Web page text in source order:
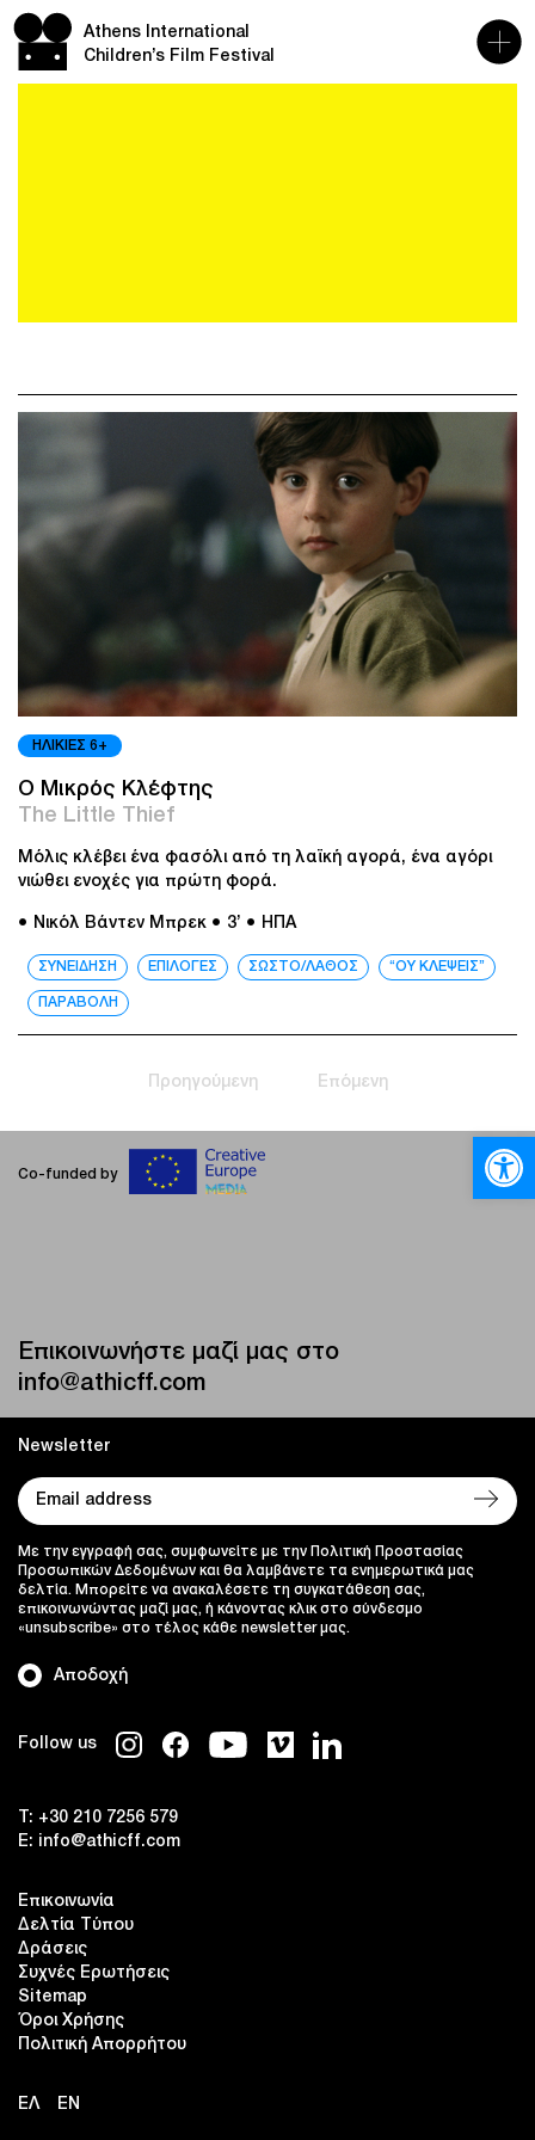
Athens International
Children’s Film Festival
ΗΛΙΚΙΕΣ 6+
Ο Μικρός Κλέφτης
The Little Thief
Μόλις κλέβει ένα φασόλι από τη λαϊκή αγορά, ένα αγόρι
νιώθει ενοχές για πρώτη φορά.
● Νικόλ Βάντεν Μπρεκ ● 3’ ● ΗΠΑ
ΣΥΝΕΙΔΗΣΗ ΕΠΙΛΟΓΕΣ ΣΩΣΤΟ/ΛΑΘΟΣ “ΟΥ ΚΛΕΨΕΙΣ”
ΠΑΡΑΒΟΛΗ
Προηγούμενη Επόμενη
Co-funded by
Επικοινωνήστε μαζί μας στο
info@athicff.com
Follow us
T: +30 210 7256 579
E:
info@athicff.com
Επικοινωνία
Δελτία Τύπου
Δράσεις
Συχνές Ερωτήσεις
Sitemap
Όροι Χρήσης
Πολιτική Απορρήτου
ΕΛ EN
Newsletter
Αποδοχή
Με την εγγραφή σας, συμφωνείτε με την Πολιτική Προστασίας
Προσωπικών Δεδομένων και θα λαμβάνετε τα ενημερωτικά μας
δελτία. Μπορείτε να ανακαλέσετε τη συγκατάθεση σας,
επικοινωνώντας μαζί μας, ή κάνοντας κλικ στο σύνδεσμο
«unsubscribe» στο τέλος κάθε newsletter μας.